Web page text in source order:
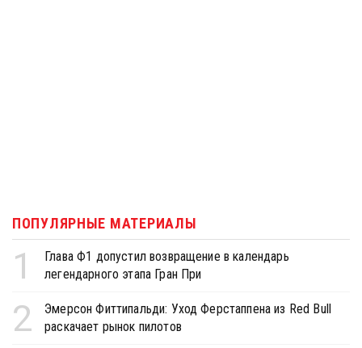
ПОПУЛЯРНЫЕ МАТЕРИАЛЫ
1
Глава Ф1 допустил возвращение в календарь
легендарного этапа Гран При
2
Эмерсон Фиттипальди: Уход Ферстаппена из Red Bull
раскачает рынок пилотов